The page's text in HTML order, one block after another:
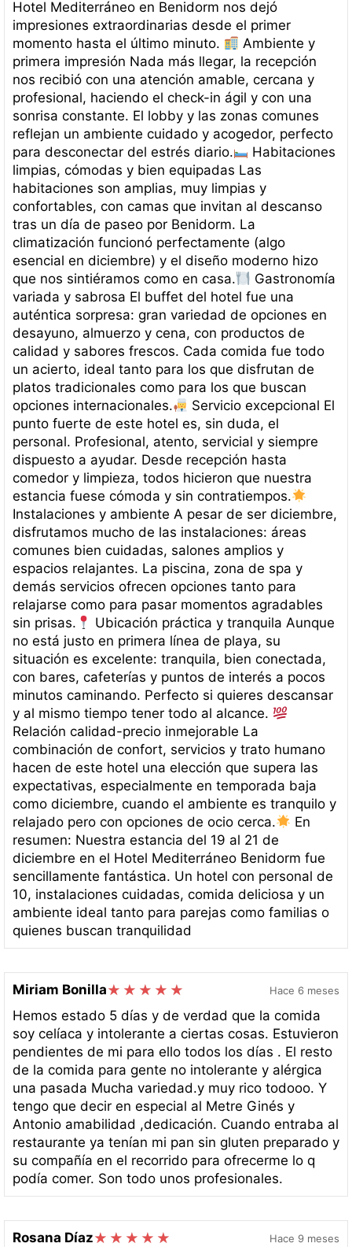
Hotel Mediterráneo en Benidorm nos dejó
impresiones extraordinarias desde el primer
momento hasta el último minuto.
Ambiente y
primera impresión Nada más llegar, la recepción
nos recibió con una atención amable, cercana y
profesional, haciendo el check-in ágil y con una
sonrisa constante. El lobby y las zonas comunes
reflejan un ambiente cuidado y acogedor, perfecto
para desconectar del estrés diario.
Habitaciones
limpias, cómodas y bien equipadas Las
habitaciones son amplias, muy limpias y
confortables, con camas que invitan al descanso
tras un día de paseo por Benidorm. La
climatización funcionó perfectamente (algo
esencial en diciembre) y el diseño moderno hizo
que nos sintiéramos como en casa.
Gastronomía
variada y sabrosa El buffet del hotel fue una
auténtica sorpresa: gran variedad de opciones en
desayuno, almuerzo y cena, con productos de
calidad y sabores frescos. Cada comida fue todo
un acierto, ideal tanto para los que disfrutan de
platos tradicionales como para los que buscan
opciones internacionales.
Servicio excepcional El
punto fuerte de este hotel es, sin duda, el
personal. Profesional, atento, servicial y siempre
dispuesto a ayudar. Desde recepción hasta
comedor y limpieza, todos hicieron que nuestra
estancia fuese cómoda y sin contratiempos.
Instalaciones y ambiente A pesar de ser diciembre,
disfrutamos mucho de las instalaciones: áreas
comunes bien cuidadas, salones amplios y
espacios relajantes. La piscina, zona de spa y
demás servicios ofrecen opciones tanto para
relajarse como para pasar momentos agradables
sin prisas.
Ubicación práctica y tranquila Aunque
no está justo en primera línea de playa, su
situación es excelente: tranquila, bien conectada,
con bares, cafeterías y puntos de interés a pocos
minutos caminando. Perfecto si quieres descansar
y al mismo tiempo tener todo al alcance.
Relación calidad-precio inmejorable La
combinación de confort, servicios y trato humano
hacen de este hotel una elección que supera las
expectativas, especialmente en temporada baja
como diciembre, cuando el ambiente es tranquilo y
relajado pero con opciones de ocio cerca.
En
resumen: Nuestra estancia del 19 al 21 de
diciembre en el Hotel Mediterráneo Benidorm fue
sencillamente fantástica. Un hotel con personal de
10, instalaciones cuidadas, comida deliciosa y un
ambiente ideal tanto para parejas como familias o
quienes buscan tranquilidad
Miriam Bonilla Hace 6 meses
Hemos estado 5 días y de verdad que la comida
soy celíaca y intolerante a ciertas cosas. Estuvieron
pendientes de mi para ello todos los días . El resto
de la comida para gente no intolerante y alérgica
una pasada Mucha variedad.y muy rico todooo. Y
tengo que decir en especial al Metre Ginés y
Antonio amabilidad ,dedicación. Cuando entraba al
restaurante ya tenían mi pan sin gluten preparado y
su compañía en el recorrido para ofrecerme lo q
podía comer. Son todo unos profesionales.
Rosana Díaz Hace 9 meses